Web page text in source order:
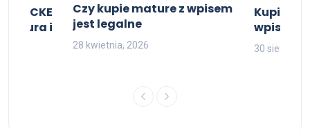
CKE
i
Czy kupie mature z wpisem
jest legalne
28 kwietnia, 2026
Kupię
wpisem
30 sierpnia,